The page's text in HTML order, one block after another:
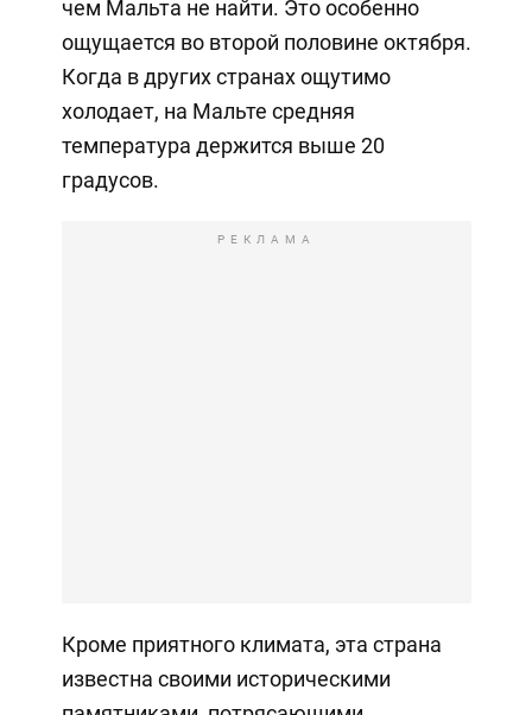
чем Мальта не найти. Это особенно
ощущается во второй половине октября.
Когда в других странах ощутимо
холодает, на Мальте средняя
температура держится выше 20
градусов.
РЕКЛАМА
Кроме приятного климата, эта страна
известна своими историческими